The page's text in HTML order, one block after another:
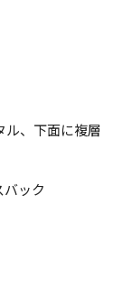
ル、下面に複層
ック